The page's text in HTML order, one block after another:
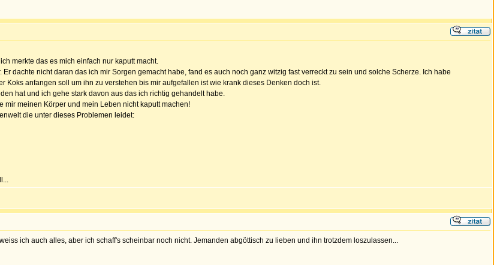
merkte das es mich einfach nur kaputt macht.
dachte nicht daran das ich mir Sorgen gemacht habe, fand es auch noch ganz witzig fast verreckt zu sein und solche Scherze. Ich habe
Koks anfangen soll um ihn zu verstehen bis mir aufgefallen ist wie krank dieses Denken doch ist.
hat und ich gehe stark davon aus das ich richtig gehandelt habe.
mir meinen Körper und mein Leben nicht kaputt machen!
die unter dieses Problemen leidet:
ich auch alles, aber ich schaff's scheinbar noch nicht. Jemanden abgöttisch zu lieben und ihn trotzdem loszulassen...